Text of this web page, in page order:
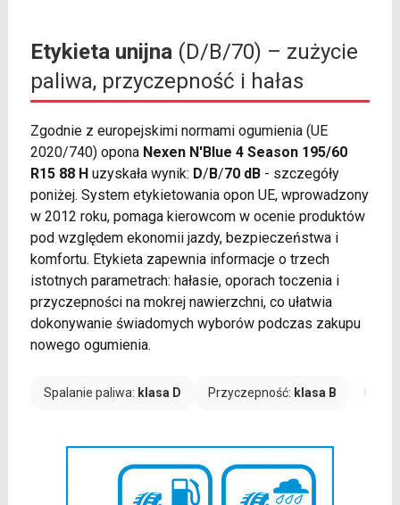
Etykieta unijna(D/B/70) – zużycie
paliwa, przyczepność i hałas
Zgodnie z europejskimi normami ogumienia (UE
2020/740) opona Nexen N'Blue 4 Season 195/60
R15 88 Huzyskała wynik: D/B/70 dB- szczegóły
poniżej. System etykietowania opon UE, wprowadzony
w 2012 roku, pomaga kierowcom w ocenie produktów
pod względem ekonomii jazdy, bezpieczeństwa i
komfortu. Etykieta zapewnia informacje o trzech
istotnych parametrach: hałasie, oporach toczenia i
przyczepności na mokrej nawierzchni, co ułatwia
dokonywanie świadomych wyborów podczas zakupu
nowego ogumienia.
Spalanie paliwa: klasa D Przyczepność: klasa B